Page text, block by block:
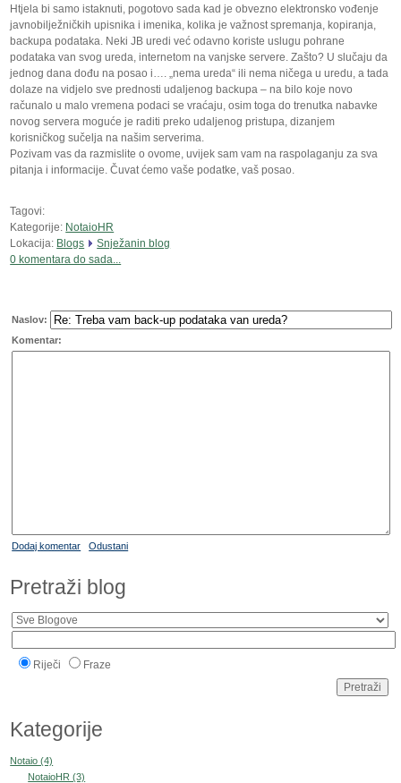
Htjela bi samo istaknuti, pogotovo sada kad je obvezno elektronsko vođenje
javnobilježničkih upisnika i imenika, kolika je važnost spremanja, kopiranja,
backupa podataka. Neki JB uredi već odavno koriste uslugu pohrane
podataka van svog ureda, internetom na vanjske servere. Zašto? U slučaju da
jednog dana dođu na posao i…. „nema ureda“ ili nema ničega u uredu, a tada
dolaze na vidjelo sve prednosti udaljenog backupa – na bilo koje novo
računalo u malo vremena podaci se vraćaju, osim toga do trenutka nabavke
novog servera moguće je raditi preko udaljenog pristupa, dizanjem
korisničkog sučelja na našim serverima.
Pozivam vas da razmislite o ovome, uvijek sam vam na raspolaganju za sva
pitanja i informacije. Čuvat ćemo vaše podatke, vaš posao.
Tagovi:
Kategorije: NotaioHR
Lokacija: Blogs
Snježanin blog
0 komentara do sada...
Naslov:
Komentar:
Dodaj komentar Odustani
Pretraži blog
Riječi Fraze
Kategorije
Notaio (4)
NotaioHR (3)